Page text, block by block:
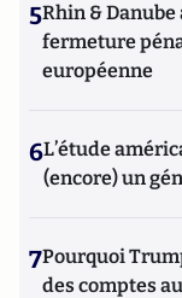
5Rhin & Danube
fermeture
européenne
6L’étude
(encore) un
7Pourquoi
des comptes